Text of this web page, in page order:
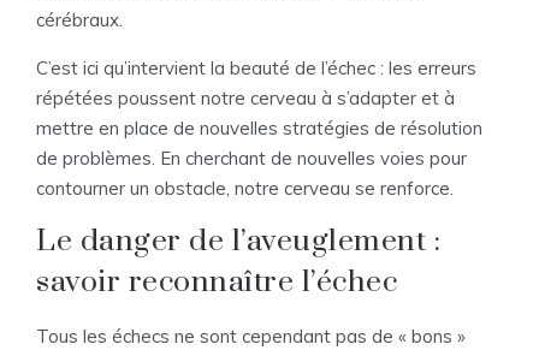
cérébraux.
C’est ici qu’intervient la beauté de l’échec : les erreurs
répétées poussent notre cerveau à s’adapter et à
mettre en place de nouvelles stratégies de résolution
de problèmes. En cherchant de nouvelles voies pour
contourner un obstacle, notre cerveau se renforce.
Le danger de l’aveuglement :
savoir reconnaître l’échec
Tous les échecs ne sont cependant pas de « bons »